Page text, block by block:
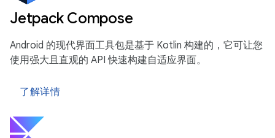
Jetpack Compose
Android 的现代界面工具包是基于 Kotlin 构建的，它可让您
使用强大且直观的 API 快速构建自适应界面。
了解详情